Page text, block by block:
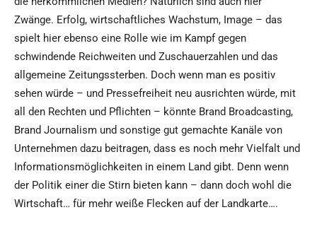
Zwänge. Erfolg, wirtschaftliches Wachstum, Image – das
spielt hier ebenso eine Rolle wie im Kampf gegen
schwindende Reichweiten und Zuschauerzahlen und das
allgemeine Zeitungssterben. Doch wenn man es positiv
sehen würde – und Pressefreiheit neu ausrichten würde, mit
all den Rechten und Pflichten – könnte Brand Broadcasting,
Brand Journalism und sonstige gut gemachte Kanäle von
Unternehmen dazu beitragen, dass es noch mehr Vielfalt und
Informationsmöglichkeiten in einem Land gibt. Denn wenn
der Politik einer die Stirn bieten kann – dann doch wohl die
Wirtschaft… für mehr weiße Flecken auf der Landkarte….